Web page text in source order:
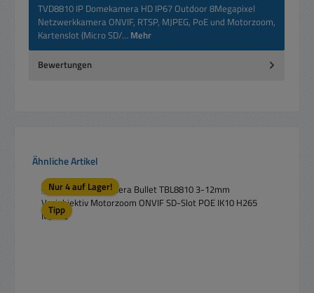
TVD8810 IP Domekamera HD IP67 Outdoor 8Megapixel
Netzwerkkamera ONVIF, RTSP, MJPEG, PoE und Motorzoom,
Kartenslot (Micro SD/… Mehr
Bewertungen
Produktgalerie überspringen
Ähnliche Artikel
Nur 4 auf Lager!
Tipp